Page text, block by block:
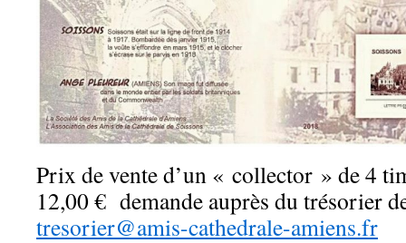
Prix de vente d’un « collector » de 4
12,00 € demande auprès du trésorier
tresorier@amis-cathedrale-amiens.fr